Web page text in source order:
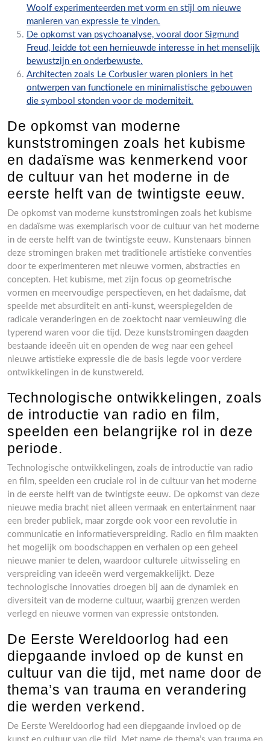
Woolf experimenteerden met vorm en stijl om nieuwe
manieren van expressie te vinden.
De opkomst van psychoanalyse, vooral door Sigmund
Freud, leidde tot een hernieuwde interesse in het menselijk
bewustzijn en onderbewuste.
Architecten zoals Le Corbusier waren pioniers in het
ontwerpen van functionele en minimalistische gebouwen
die symbool stonden voor de moderniteit.
De opkomst van moderne
kunststromingen zoals het kubisme
en dadaïsme was kenmerkend voor
de cultuur van het moderne in de
eerste helft van de twintigste eeuw.
De opkomst van moderne kunststromingen zoals het kubisme
en dadaïsme was exemplarisch voor de cultuur van het moderne
in de eerste helft van de twintigste eeuw. Kunstenaars binnen
deze stromingen braken met traditionele artistieke conventies
door te experimenteren met nieuwe vormen, abstracties en
concepten. Het kubisme, met zijn focus op geometrische
vormen en meervoudige perspectieven, en het dadaïsme, dat
speelde met absurditeit en anti-kunst, weerspiegelden de
radicale veranderingen en de zoektocht naar vernieuwing die
typerend waren voor die tijd. Deze kunststromingen daagden
bestaande ideeën uit en openden de weg naar een geheel
nieuwe artistieke expressie die de basis legde voor verdere
ontwikkelingen in de kunstwereld.
Technologische ontwikkelingen, zoals
de introductie van radio en film,
speelden een belangrijke rol in deze
periode.
Technologische ontwikkelingen, zoals de introductie van radio
en film, speelden een cruciale rol in de cultuur van het moderne
in de eerste helft van de twintigste eeuw. De opkomst van deze
nieuwe media bracht niet alleen vermaak en entertainment naar
een breder publiek, maar zorgde ook voor een revolutie in
communicatie en informatieverspreiding. Radio en film maakten
het mogelijk om boodschappen en verhalen op een geheel
nieuwe manier te delen, waardoor culturele uitwisseling en
verspreiding van ideeën werd vergemakkelijkt. Deze
technologische innovaties droegen bij aan de dynamiek en
diversiteit van de moderne cultuur, waarbij grenzen werden
verlegd en nieuwe vormen van expressie ontstonden.
De Eerste Wereldoorlog had een
diepgaande invloed op de kunst en
cultuur van die tijd, met name door de
thema’s van trauma en verandering
die werden verkend.
De Eerste Wereldoorlog had een diepgaande invloed op de